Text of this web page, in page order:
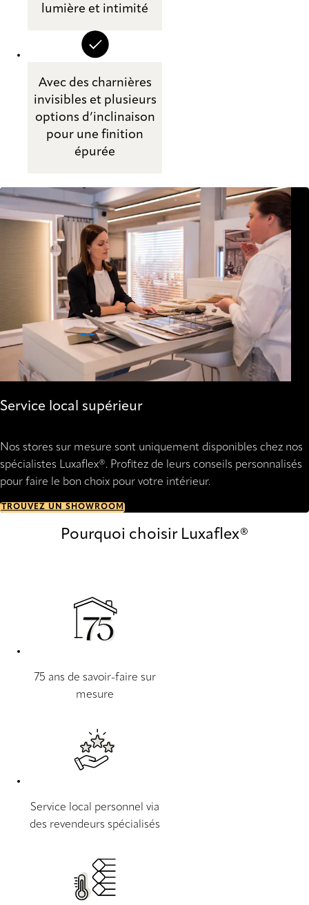
lumière et intimité
Avec des charnières
invisibles et plusieurs
options d’inclinaison
pour une finition
épurée
Service local supérieur
Nos stores sur mesure sont uniquement disponibles chez nos
spécialistes Luxaflex®. Profitez de leurs conseils personnalisés
pour faire le bon choix pour votre intérieur.
TROUVEZ UN SHOWROOM
Pourquoi choisir Luxaflex®
75 ans de savoir-faire sur
mesure
Service local personnel via
des revendeurs spécialisés